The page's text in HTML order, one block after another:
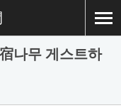
나무 게스트하